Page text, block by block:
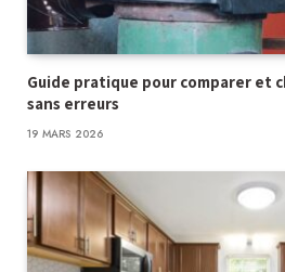
Guide pratique pour comparer et
sans erreurs
19 MARS 2026